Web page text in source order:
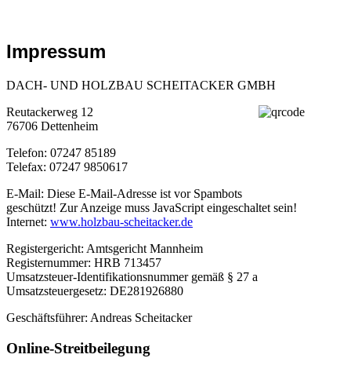
Impressum
DACH- UND HOLZBAU SCHEITACKER GMBH
Reutackerweg 12
76706 Dettenheim
Telefon: 07247 85189
Telefax: 07247 9850617
E-Mail: Diese E-Mail-Adresse ist vor Spambots
geschützt! Zur Anzeige muss JavaScript eingeschaltet sein!
Internet: www.holzbau-scheitacker.de
Registergericht: Amtsgericht Mannheim
Registernummer: HRB 713457
Umsatzsteuer-Identifikationsnummer gemäß § 27 a
Umsatzsteuergesetz: DE281926880
Geschäftsführer: Andreas Scheitacker
Online-Streitbeilegung